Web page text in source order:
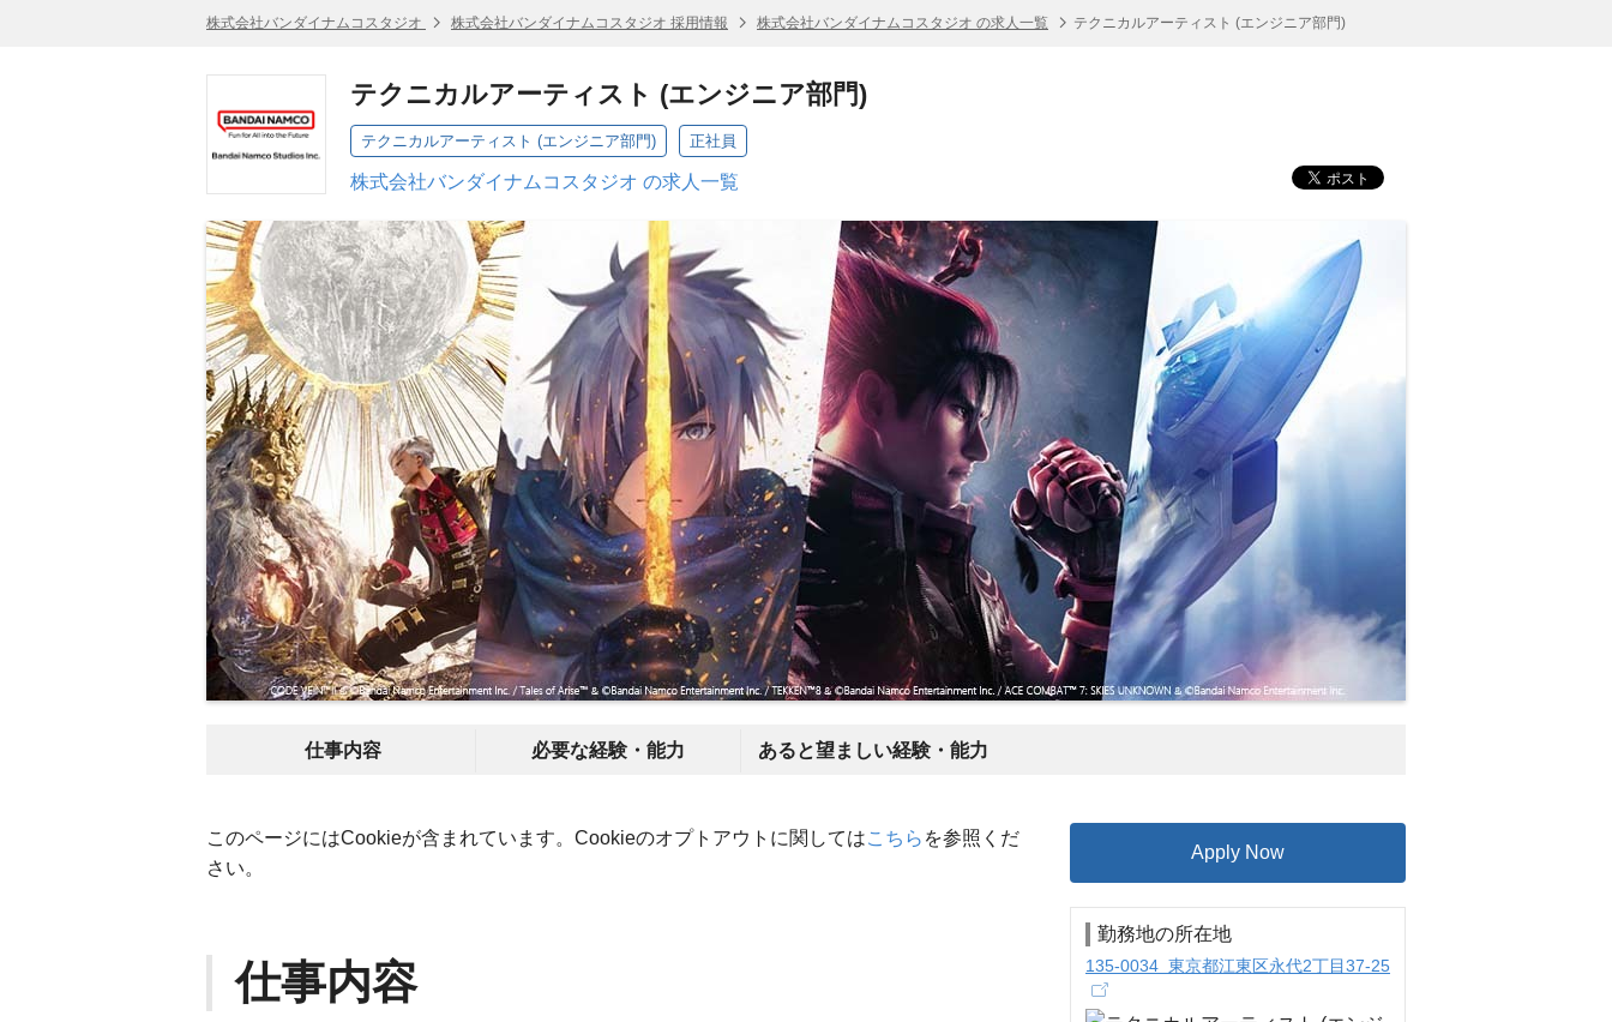
株式会社バンダイナムコスタジオ 株式会社バンダイナムコスタジオ 採用情報 株式会社バンダイナムコスタジオ の求人一覧 テクニカルアーティスト (エンジニア部門)
テクニカルアーティスト (エンジニア部門)
テクニカルアーティスト (エンジニア部門) 正社員
株式会社バンダイナムコスタジオ の求人一覧
仕事内容 必要な経験・能力 あると望ましい経験・能力
このページにはCookieが含まれています。Cookieのオプトアウトに関してはこちら を参照くだ
さい。
仕事内容
Apply Now
勤務地の所在地
135-0034 東京都江東区永代2丁目37-25